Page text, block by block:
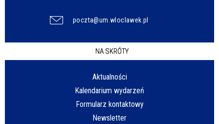
poczta@um.wloclawek.pl
NA SKRÓTY
Aktualności
Kalendarium wydarzeń
Formularz kontaktowy
Newsletter